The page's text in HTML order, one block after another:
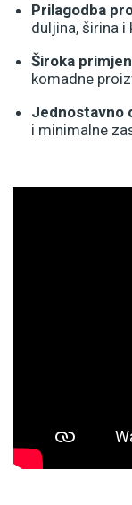
Prilagodba
duljina, širina i
Široka
komadne
Jednostavno
i minimalne